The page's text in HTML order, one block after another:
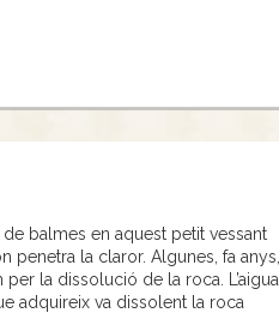
de balmes en aquest petit vessant
la claror. Algunes, fa anys,
la dissolució de la roca. L’aigua
adquireix va dissolent la roca